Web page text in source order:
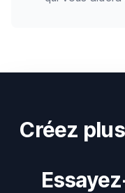
Créez